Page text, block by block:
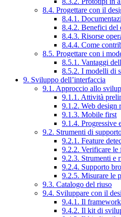
8.4. Progettare con il
8.4.1.
8.4.2. Benefici del
8.4.3. Risorse
8.4.4. Come
8.5. Progettare con i
8.5.1. Vantaggi
8.5.2. I modelli di
9. Sviluppo dell’interfaccia
9.1. Approccio allo
9.1.1. Attività
9.1.2. Web design
9.1.3. Mobile first
9.1.4. Progressive
9.2. Strumenti di
9.2.1. Feature
9.2.2. Verificare le
9.2.3. Strumenti e
9.2.4. Supporto
9.2.5. Misurare le
9.3. Catalogo del riuso
9.4. Sviluppare con il
9.4.1. Il
9.4.2. Il kit di